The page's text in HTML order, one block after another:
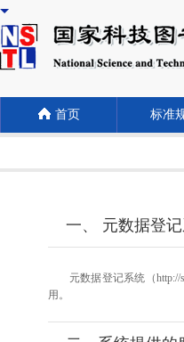
首页 标准
一、 元数据登
元数据登记系统（
用。